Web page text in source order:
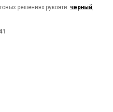
решениях рукояти: черный